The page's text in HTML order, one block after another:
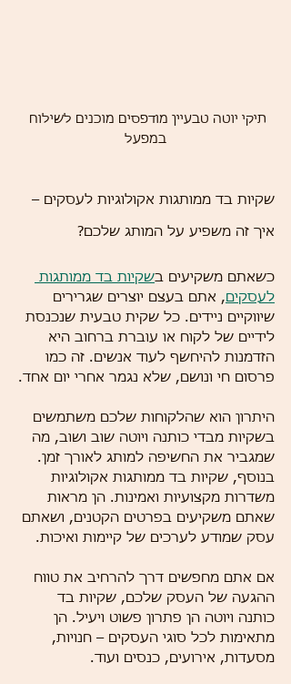
תיקי יוטה טבעיין מודפסים מוכנים לשילוח
במפעל
שקיות בד ממותגות אקולוגיות לעסקים –
איך זה משפיע על המותג שלכם?
כשאתם משקיעים בשקיות בד ממותגות
לעסקים, אתם בעצם יוצרים שגרירים
שיווקיים ניידים. כל שקית טבעית שנכנסת
לידיים של לקוח או עוברת ברחוב היא
הזדמנות להיחשף לעוד אנשים. זה כמו
פרסום חי ונושם, שלא נגמר אחרי יום אחד.
היתרון הוא שהלקוחות שלכם משתמשים
בשקיות מבדי כותנה ויוטה שוב ושוב, מה
שמגביר את החשיפה למותג לאורך זמן.
בנוסף, שקיות בד ממותגות אקולוגיות
משדרות מקצועיות ואמינות. הן מראות
שאתם משקיעים בפרטים הקטנים, ושאתם
עסק שמודע לערכים של קיימות ואיכות.
אם אתם מחפשים דרך להרחיב את טווח
ההגעה של העסק שלכם, שקיות בד
כותנה ויוטה הן פתרון פשוט ויעיל. הן
מתאימות לכל סוגי העסקים – חנויות,
מסעדות, אירועים, כנסים ועוד.